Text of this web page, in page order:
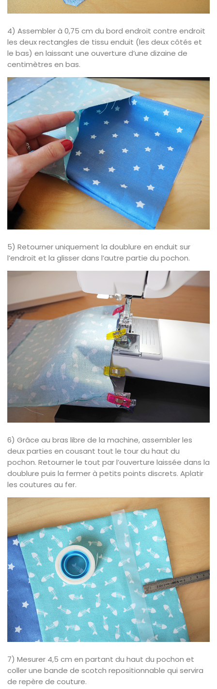
4) Assembler à 0,75 cm du bord endroit contre endroit
les deux rectangles de tissu enduit (les deux côtés et
le bas) en laissant une ouverture d’une dizaine de
centimètres en bas.
5) Retourner uniquement la doublure en enduit sur
l’endroit et la glisser dans l’autre partie du pochon.
6) Grâce au bras libre de la machine, assembler les
deux parties en cousant tout le tour du haut du
pochon. Retourner le tout par l’ouverture laissée dans la
doublure puis la fermer à petits points discrets. Aplatir
les coutures au fer.
7) Mesurer 4,5 cm en partant du haut du pochon et
coller une bande de scotch repositionnable qui servira
de repère de couture.